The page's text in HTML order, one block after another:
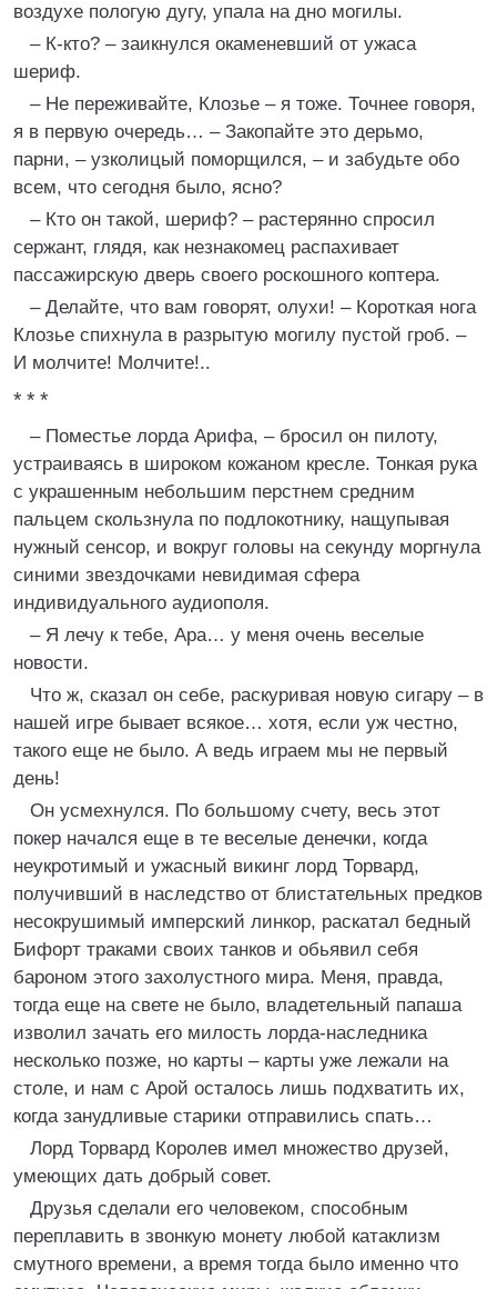
воздухе пологую дугу, упала на дно могилы.
– К-кто? – заикнулся окаменевший от ужаса
шериф.
– Не переживайте, Клозье – я тоже. Точнее говоря,
я в первую очередь… – Закопайте это дерьмо,
парни, – узколицый поморщился, – и забудьте обо
всем, что сегодня было, ясно?
– Кто он такой, шериф? – растерянно спросил
сержант, глядя, как незнакомец распахивает
пассажирскую дверь своего роскошного коптера.
– Делайте, что вам говорят, олухи! – Короткая нога
Клозье спихнула в разрытую могилу пустой гроб. –
И молчите! Молчите!..
* * *
– Поместье лорда Арифа, – бросил он пилоту,
устраиваясь в широком кожаном кресле. Тонкая рука
с украшенным небольшим перстнем средним
пальцем скользнула по подлокотнику, нащупывая
нужный сенсор, и вокруг головы на секунду моргнула
синими звездочками невидимая сфера
индивидуального аудиополя.
– Я лечу к тебе, Ара… у меня очень веселые
новости.
Что ж, сказал он себе, раскуривая новую сигару – в
нашей игре бывает всякое… хотя, если уж честно,
такого еще не было. А ведь играем мы не первый
день!
Он усмехнулся. По большому счету, весь этот
покер начался еще в те веселые денечки, когда
неукротимый и ужасный викинг лорд Торвард,
получивший в наследство от блистательных предков
несокрушимый имперский линкор, раскатал бедный
Бифорт траками своих танков и обьявил себя
бароном этого захолустного мира. Меня, правда,
тогда еще на свете не было, владетельный папаша
изволил зачать его милость лорда-наследника
несколько позже, но карты – карты уже лежали на
столе, и нам с Арой осталось лишь подхватить их,
когда занудливые старики отправились спать…
Лорд Торвард Королев имел множество друзей,
умеющих дать добрый совет.
Друзья сделали его человеком, способным
переплавить в звонкую монету любой катаклизм
смутного времени, а время тогда было именно что